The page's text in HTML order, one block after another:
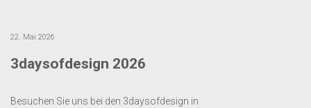
22. Mai 2026
3daysofdesign 2026
Besuchen Sie uns bei den 3daysofdesign in